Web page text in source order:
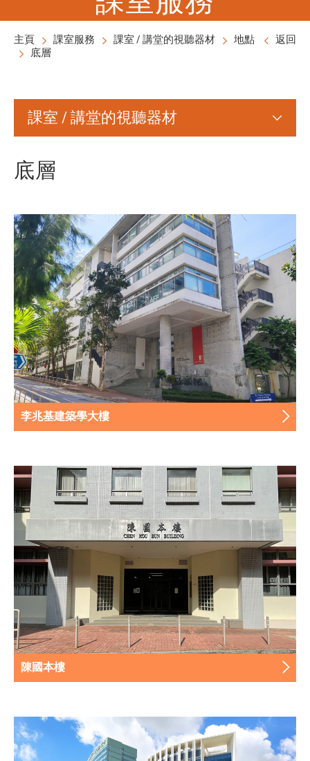
返回
主頁 課室服務 課室 / 講堂的視聽器材
地點
底層
課室 / 講堂的視聽器材
底層
李兆基建築學大樓
陳國本樓